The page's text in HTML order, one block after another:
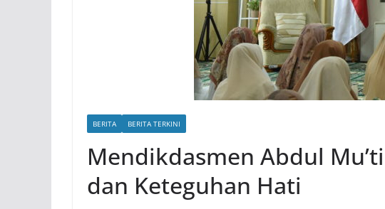
BERITA BERITA TERKINI
Mendikdasmen Abdul
dan Keteguhan Hati